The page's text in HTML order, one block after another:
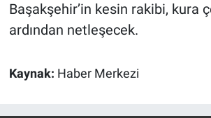
Başakşehir’in kesin rakibi, kura
ardından netleşecek.
Kaynak: Haber Merkezi
Yerel Yaşam